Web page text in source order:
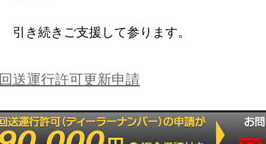
引き続きご支援して参ります。
回送運行許可更新申請